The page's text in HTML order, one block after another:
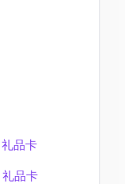
品卡
品卡